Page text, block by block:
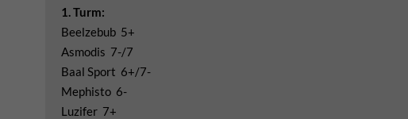
1. Turm:
Beelzebub 5+
Asmodis 7-/7
Baal Sport 6+/7-
Mephisto 6-
Luzifer 7+